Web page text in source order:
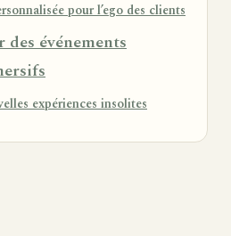
pour l’ego des clients
événements
expériences insolites